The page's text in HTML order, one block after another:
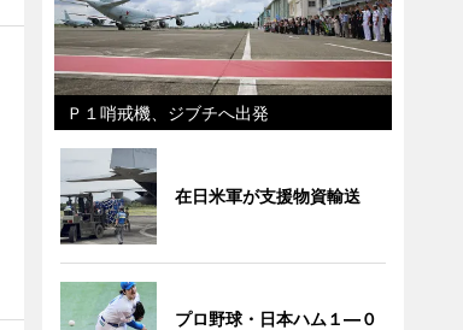
Ｐ１哨戒機、ジブチへ出発
在日米軍が支援物資輸送
プロ野球・日本ハム１―０